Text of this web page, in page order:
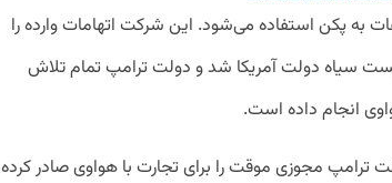
به پکن استفاده می‌شود. این شرکت اتهامات وارده را
سیاه دولت آمریکا شد و دولت ترامپ تمام تلاش
انجام داده است.
این هم در ماه می ۲۰۱۹ دولت ترامپ مجوزی موقت را برای تجارت با هواوی صادر کرده